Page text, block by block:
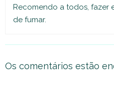
Recomendo a todos, fazer
de fumar.
Os comentários estão